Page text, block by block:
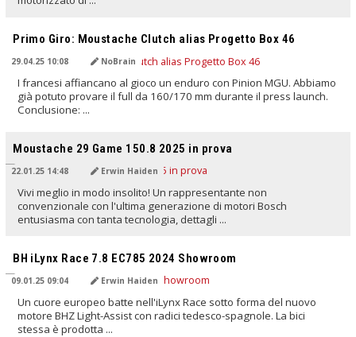
Primo Giro: Moustache Clutch alias Progetto Box 46
29.04.25 10:08 NoBrain
I francesi affiancano al gioco un enduro con Pinion MGU. Abbiamo
già potuto provare il full da 160/170 mm durante il press launch.
Conclusione: ...
Moustache 29 Game 150.8 2025 in prova
22.01.25 14:48 Erwin Haiden
Vivi meglio in modo insolito! Un rappresentante non
convenzionale con l'ultima generazione di motori Bosch
entusiasma con tanta tecnologia, dettagli ...
BH iLynx Race 7.8 EC785 2024 Showroom
09.01.25 09:04 Erwin Haiden
Un cuore europeo batte nell'iLynx Race sotto forma del nuovo
motore BHZ Light-Assist con radici tedesco-spagnole. La bici
stessa è prodotta ...